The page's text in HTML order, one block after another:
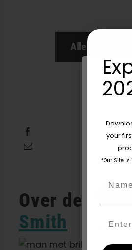
Alle artikelen
Over de
Smith
The
those of
age_gap
I
By
your
*Our Site is